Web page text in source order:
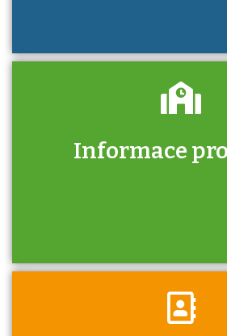
Informace
Zjistěte, jak se přihlásit ke